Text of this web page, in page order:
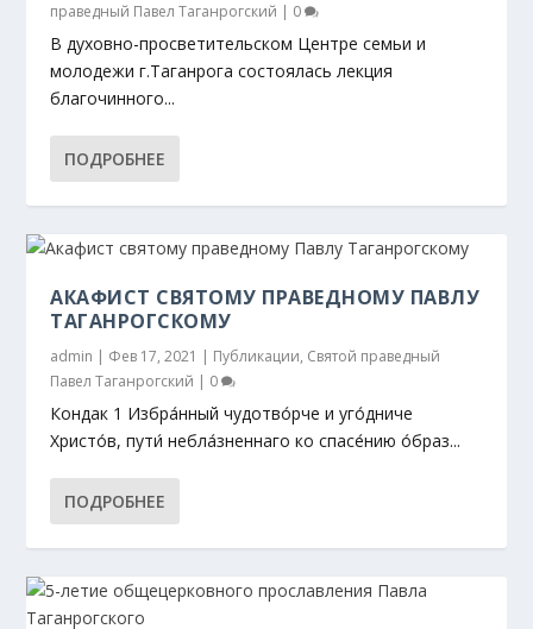
праведный Павел Таганрогский | 0
В духовно-просветительском Центре семьи и
молодежи г.Таганрога состоялась лекция
благочинного...
ПОДРОБНЕЕ
АКАФИСТ СВЯТОМУ ПРАВЕДНОМУ ПАВЛУ
ТАГАНРОГСКОМУ
admin | Фев 17, 2021 | Публикации, Святой праведный
Павел Таганрогский | 0
Кондак 1 Избра́нный чудотво́рче и уго́дниче
Христо́в, пути́ небла́зненнаго ко спасе́нию о́браз...
ПОДРОБНЕЕ